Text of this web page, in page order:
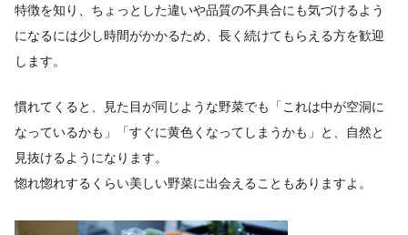
特徴を知り、ちょっとした違いや品質の不具合にも気づけるよう
になるには少し時間がかかるため、長く続けてもらえる方を歓迎
します。
慣れてくると、見た目が同じような野菜でも「これは中が空洞に
なっているかも」「すぐに黄色くなってしまうかも」と、自然と
見抜けるようになります。
惚れ惚れするくらい美しい野菜に出会えることもありますよ。